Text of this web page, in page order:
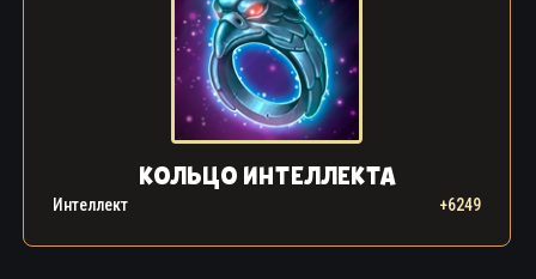
КОЛЬЦО ИНТЕЛЛЕКТА
Интеллект +6249